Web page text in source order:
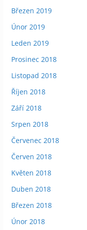
Březen 2019
Únor 2019
Leden 2019
Prosinec 2018
Listopad 2018
Říjen 2018
Září 2018
Srpen 2018
Červenec 2018
Červen 2018
Květen 2018
Duben 2018
Březen 2018
Únor 2018